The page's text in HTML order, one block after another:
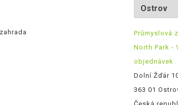
Průmyslová
North Park -
objednávek
Dolní Žďár
363 01